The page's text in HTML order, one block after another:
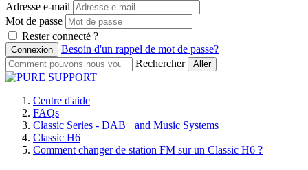
Adresse e-mail
Mot de passe
Rester connecté ?
Besoin d'un rappel de mot de passe?
Rechercher
Centre d'aide
FAQs
Classic Series - DAB+ and Music Systems
Classic H6
Comment changer de station FM sur un Classic H6 ?